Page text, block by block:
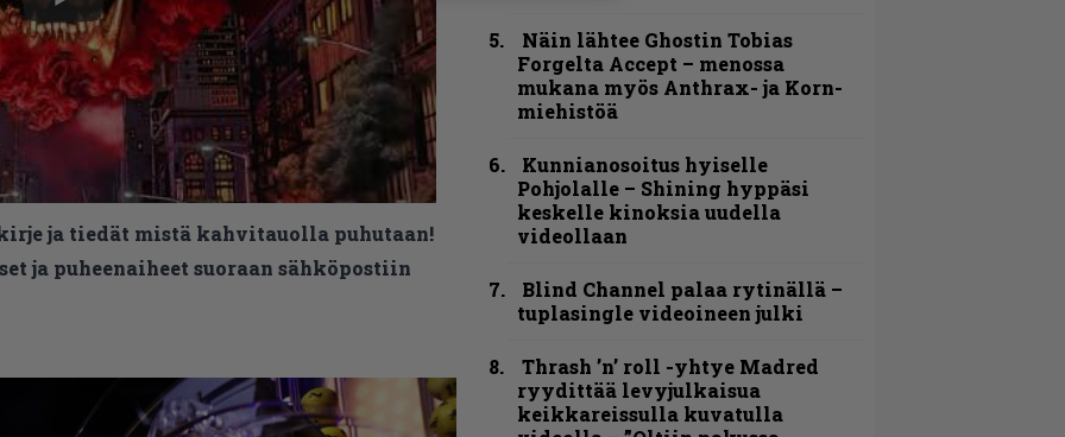
ja tiedät mistä kahvitauolla puhutaan!
ja puheenaiheet suoraan sähköpostiin
Näin lähtee Ghostin Tobias
Forgelta Accept – menossa
mukana myös Anthrax- ja Korn-
miehistöä
Kunnianosoitus hyiselle
Pohjolalle – Shining hyppäsi
keskelle kinoksia uudella
videollaan
Blind Channel palaa rytinällä –
tuplasingle videoineen julki
Thrash ’n’ roll -yhtye Madred
ryydittää levyjulkaisua
keikkareissulla kuvatulla